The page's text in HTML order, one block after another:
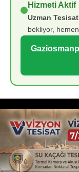
Hizmeti Aktif
Uzman Tesisat
bekliyor,